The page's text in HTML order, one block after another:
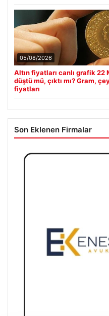
05/08/2026
Altın fiyatları canlı grafik 22
düştü mü, çıktı mı? Gram,
fiyatları
Son Eklenen Firmalar